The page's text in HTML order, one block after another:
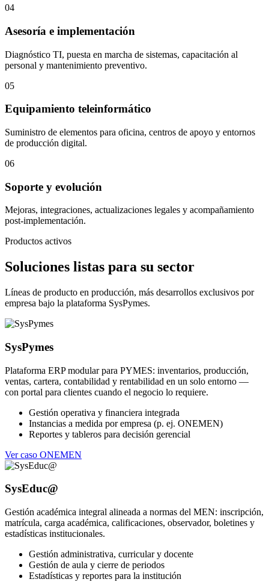
04
Asesoría e implementación
Diagnóstico TI, puesta en marcha de sistemas, capacitación al
personal y mantenimiento preventivo.
05
Equipamiento teleinformático
Suministro de elementos para oficina, centros de apoyo y entornos
de producción digital.
06
Soporte y evolución
Mejoras, integraciones, actualizaciones legales y acompañamiento
post-implementación.
Productos activos
Soluciones listas para su sector
Líneas de producto en producción, más desarrollos exclusivos por
empresa bajo la plataforma SysPymes.
SysPymes
Plataforma ERP modular para PYMES: inventarios, producción,
ventas, cartera, contabilidad y rentabilidad en un solo entorno —
con portal para clientes cuando el negocio lo requiere.
Gestión operativa y financiera integrada
Instancias a medida por empresa (p. ej. ONEMEN)
Reportes y tableros para decisión gerencial
Ver caso ONEMEN
SysEduc@
Gestión académica integral alineada a normas del MEN: inscripción,
matrícula, carga académica, calificaciones, observador, boletines y
estadísticas institucionales.
Gestión administrativa, curricular y docente
Gestión de aula y cierre de periodos
Estadísticas y reportes para la institución